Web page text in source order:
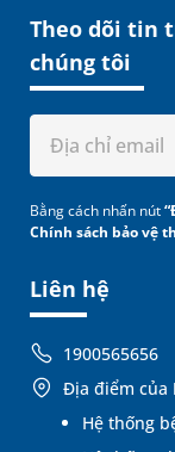
Liên hệ
1900565656
Địa điểm của
Hệ thống
Theo dõi tin
chúng tôi
Bằng cách nhấn nút
Chính sách bảo vệ